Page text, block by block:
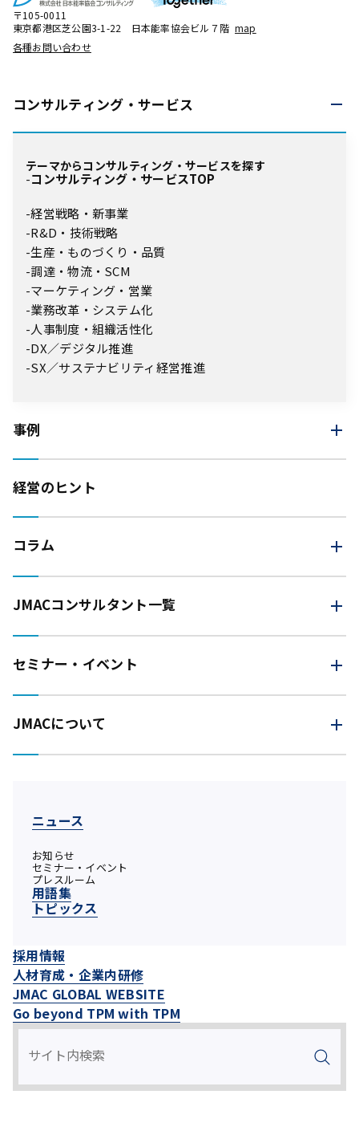
〒105-0011
東京都港区芝公園3-1-22 日本能率協会ビル７階 map
各種お問い合わせ
コンサルティング・ サービス
テーマからコンサルティング・サービスを探す
コンサルティング・サービスTOP
経営戦略・新事業
R&D・技術戦略
生産・ものづくり・品質
調達・物流・SCM
マーケティング・営業
業務改革・システム化
人事制度・組織活性化
DX／デジタル推進
SX／サステナビリティ経営推進
事例
経営のヒント
コラム
JMACコンサルタント一覧
セミナー・イベント
JMACについて
ニュース
お知らせ
セミナー・イベント
プレスルーム
用語集
トピックス
採用情報
人材育成・企業内研修
JMAC GLOBAL WEBSITE
Go beyond TPM with TPM